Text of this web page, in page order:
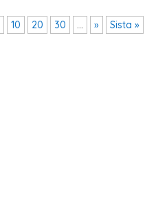
10 20 30 ... » Sista »